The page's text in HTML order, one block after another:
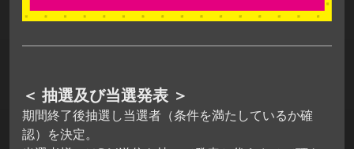
＜ 抽選及び当選発表 ＞
期間終了後抽選し当選者（条件を満たしているか確
認）を決定。